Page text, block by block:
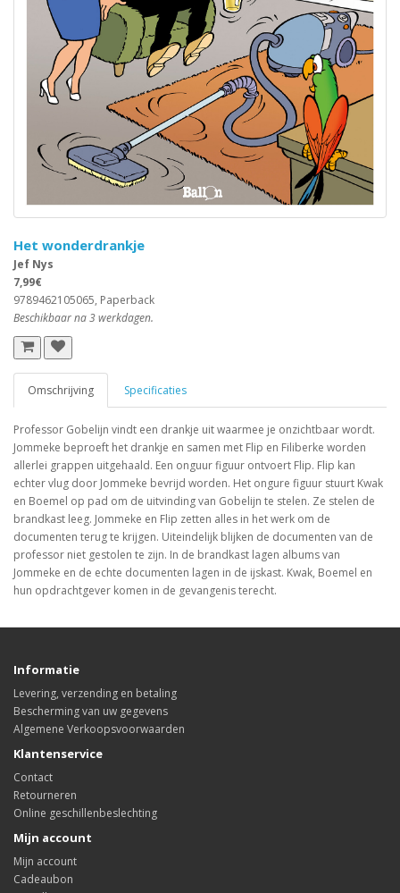
Het wonderdrankje
Jef Nys
7,99€
9789462105065, Paperback
Beschikbaar na 3 werkdagen.
Omschrijving Specificaties
Professor Gobelijn vindt een drankje uit waarmee je onzichtbaar wordt.
Jommeke beproeft het drankje en samen met Flip en Filiberke worden
allerlei grappen uitgehaald. Een onguur figuur ontvoert Flip. Flip kan
echter vlug door Jommeke bevrijd worden. Het ongure figuur stuurt Kwak
en Boemel op pad om de uitvinding van Gobelijn te stelen. Ze stelen de
brandkast leeg. Jommeke en Flip zetten alles in het werk om de
documenten terug te krijgen. Uiteindelijk blijken de documenten van de
professor niet gestolen te zijn. In de brandkast lagen albums van
Jommeke en de echte documenten lagen in de ijskast. Kwak, Boemel en
hun opdrachtgever komen in de gevangenis terecht.
Informatie
Levering, verzending en betaling
Bescherming van uw gegevens
Algemene Verkoopsvoorwaarden
Klantenservice
Contact
Retourneren
Online geschillenbeslechting
Mijn account
Mijn account
Cadeaubon